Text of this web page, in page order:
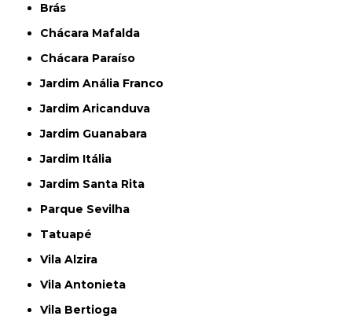
Brás
Chácara Mafalda
Chácara Paraíso
Jardim Anália Franco
Jardim Aricanduva
Jardim Guanabara
Jardim Itália
Jardim Santa Rita
Parque Sevilha
Tatuapé
Vila Alzira
Vila Antonieta
Vila Bertioga